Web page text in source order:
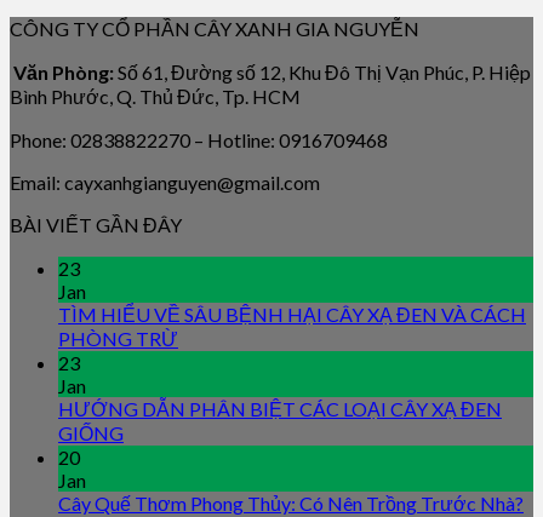
CÔNG TY CỔ PHẦN CÂY XANH GIA NGUYỄN
Văn Phòng: Số 61, Đường số 12, Khu Đô Thị Vạn Phúc, P. Hiệp
Bình Phước, Q. Thủ Đức, Tp. HCM
Phone: 02838822270 – Hotline: 0916709468
Email: cayxanhgianguyen@gmail.com
BÀI VIẾT GẦN ĐÂY
23
Jan
TÌM HIỂU VỀ SÂU BỆNH HẠI CÂY XẠ ĐEN VÀ CÁCH
PHÒNG TRỪ
23
Jan
HƯỚNG DẪN PHÂN BIỆT CÁC LOẠI CÂY XẠ ĐEN
GIỐNG
20
Jan
Cây Quế Thơm Phong Thủy: Có Nên Trồng Trước Nhà?